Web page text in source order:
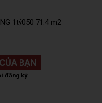
1tỷ050 71.4 m2
BẠN
đăng ký